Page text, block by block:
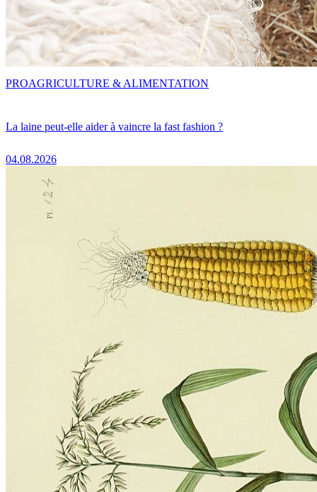
La laine peut-elle aider à vaincre la fast fashion ?
04.08.2026
PROAGRICULTURE & ALIMENTATION